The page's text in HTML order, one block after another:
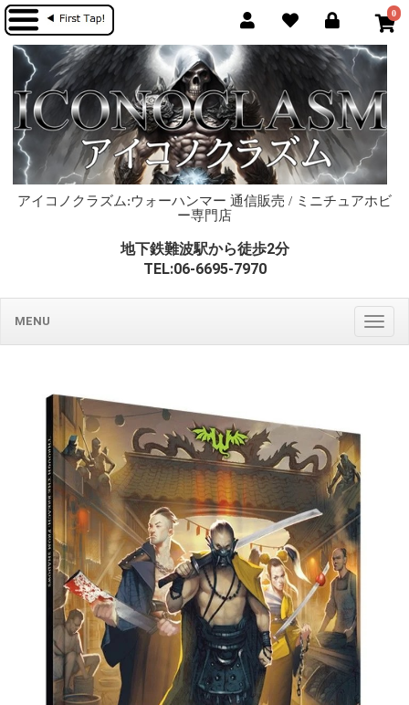
0
アイコノクラズム:ウォーハンマー 通信販売 / ミニチュアホビ
ー専門店
地下鉄難波駅から徒歩2分
TEL:06-6695-7970
MENU